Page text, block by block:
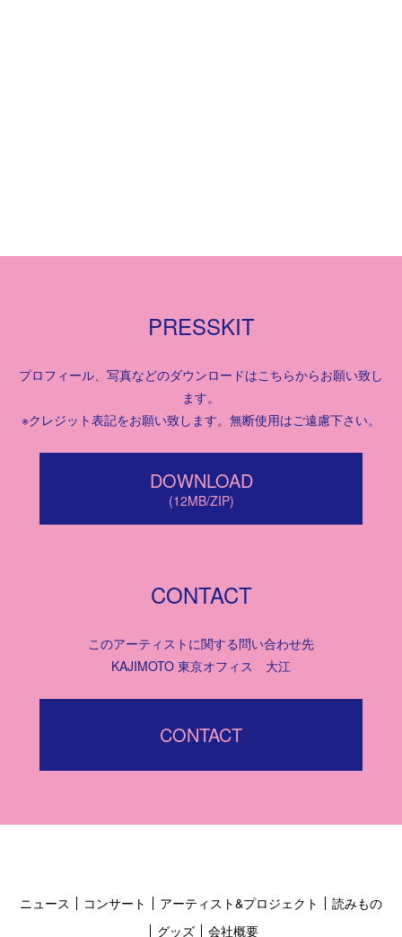
PRESSKIT
プロフィール、写真などのダウンロードはこちらからお願い致し
ます。
※クレジット表記をお願い致します。無断使用はご遠慮下さい。
DOWNLOAD
(12MB/ZIP)
CONTACT
このアーティストに関する問い合わせ先
KAJIMOTO 東京オフィス 大江
CONTACT
ニュース コンサート アーティスト&プロジェクト
読みもの
グッズ
会社概要